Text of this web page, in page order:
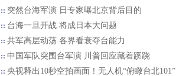
突然台海军演 日专家曝北京背后目的
台海一旦开战 将成日本大问题
​共军高层动荡 各界看衰夺台能力
中国军队突围台军演 川普回应藏着蹊跷
央视释出10秒空拍画面！无人机“俯瞰台北101”